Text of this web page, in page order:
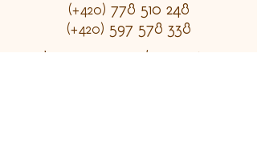
(+420) 778 510 248
(+420) 597 578 338
​​Chopinova 103 / 7, Havířov